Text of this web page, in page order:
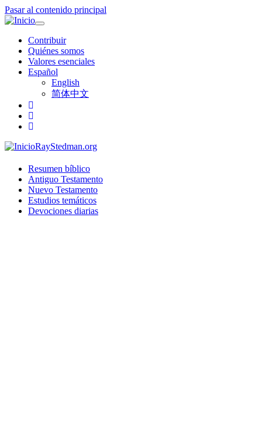
Pasar al contenido principal
Toggle
navigation
Contribuir
Quiénes somos
Valores esenciales
Español
English
简体中文
RayStedman.org
Resumen bíblico
Antiguo Testamento
Nuevo Testamento
Estudios temáticos
Devociones diarias